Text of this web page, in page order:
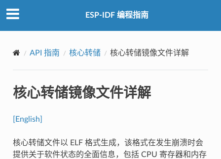
ESP-IDF 编程指南
API 指南 核心转储 核心转储镜像文件详解
核心转储镜像文件详解
[English]
核心转储文件以 ELF 格式生成，该格式在发生崩溃时会
提供关于软件状态的全面信息，包括 CPU 寄存器和内存